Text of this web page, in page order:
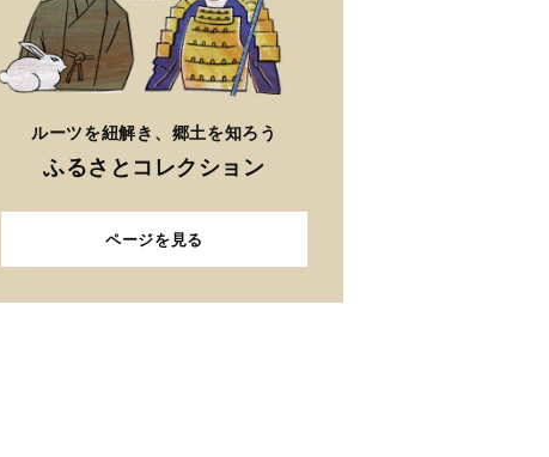
ルーツを紐解き、郷土を知ろう
ふるさとコレクション
ページを見る